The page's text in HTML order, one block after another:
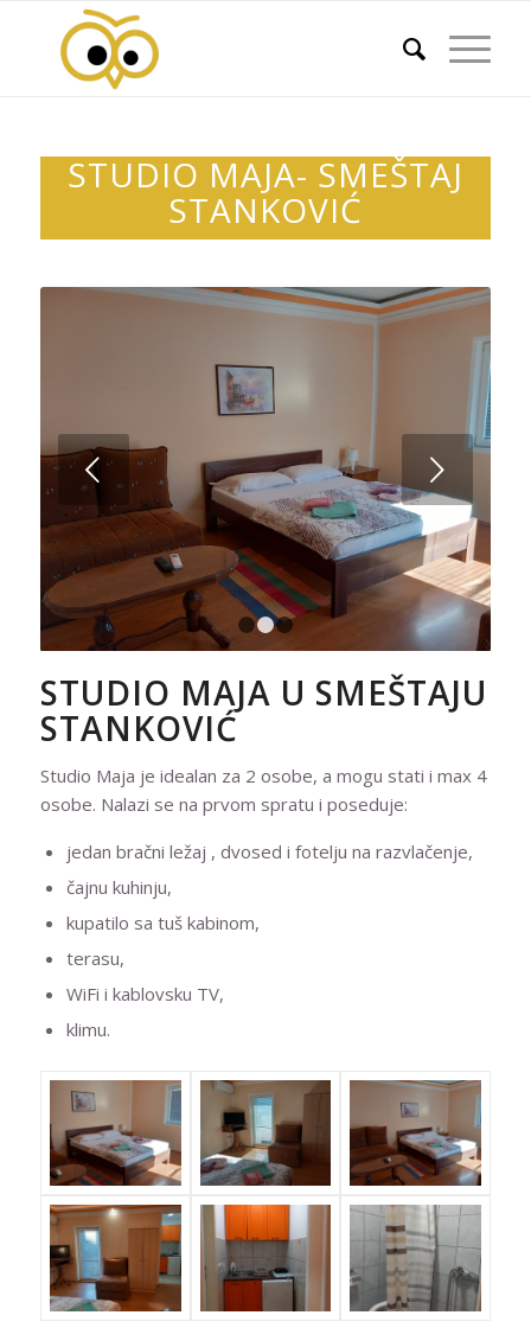
STUDIO MAJA- SMEŠTAJ
STANKOVIĆ
Next
3
STUDIO MAJA U SMEŠTAJU
STANKOVIĆ
Studio Maja je idealan za 2 osobe, a mogu stati i max 4
osobe. Nalazi se na prvom spratu i poseduje:
jedan bračni ležaj , dvosed i fotelju na razvlačenje,
čajnu kuhinju,
kupatilo sa tuš kabinom,
terasu,
WiFi i kablovsku TV,
klimu.